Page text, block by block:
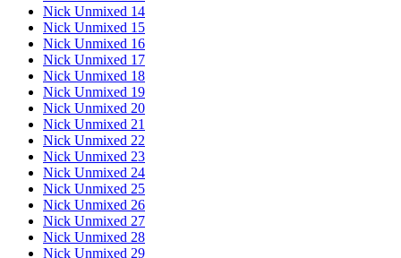
Nick Unmixed 14
Nick Unmixed 15
Nick Unmixed 16
Nick Unmixed 17
Nick Unmixed 18
Nick Unmixed 19
Nick Unmixed 20
Nick Unmixed 21
Nick Unmixed 22
Nick Unmixed 23
Nick Unmixed 24
Nick Unmixed 25
Nick Unmixed 26
Nick Unmixed 27
Nick Unmixed 28
Nick Unmixed 29